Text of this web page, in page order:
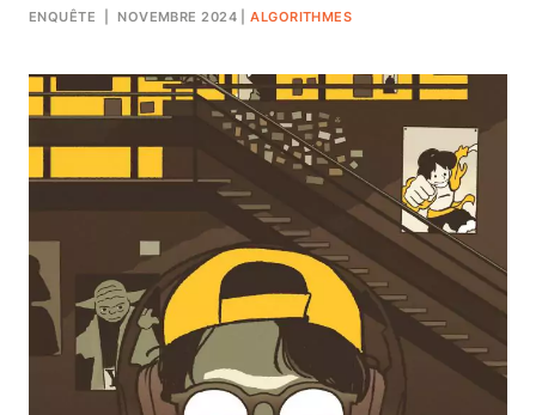
ENQUÊTE | NOVEMBRE 2024 |ALGORITHMES